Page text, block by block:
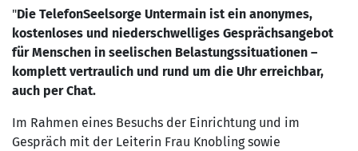
Gesundheitsministerin
Judith
Gerlach
MdL
"Die TelefonSeelsorge Untermain ist ein anonymes,
kostenloses und niederschwelliges Gesprächsangebot
für Menschen in seelischen Belastungssituationen –
komplett vertraulich und rund um die Uhr erreichbar,
auch per Chat.
Im Rahmen eines Besuchs der Einrichtung und im
Gespräch mit der Leiterin Frau Knobling sowie